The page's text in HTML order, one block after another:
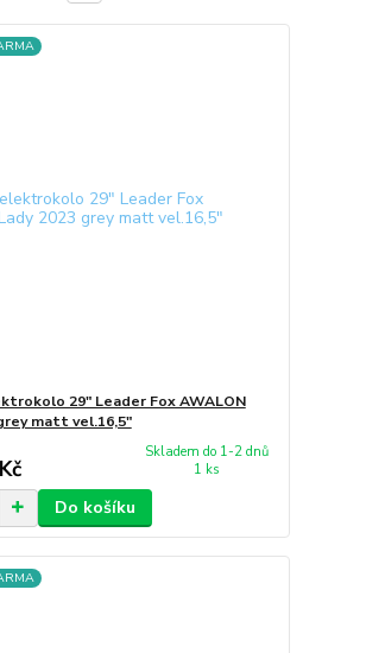
29" Leader Fox AWALON
matt vel.16,5"
Skladem do 1-2 dnů
1 ks
Do košíku